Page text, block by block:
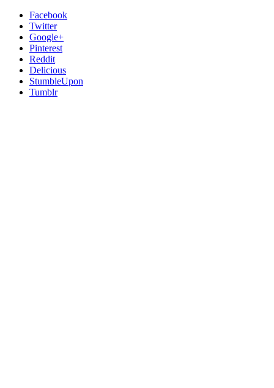
Facebook
Twitter
Google+
Pinterest
Reddit
Delicious
StumbleUpon
Tumblr